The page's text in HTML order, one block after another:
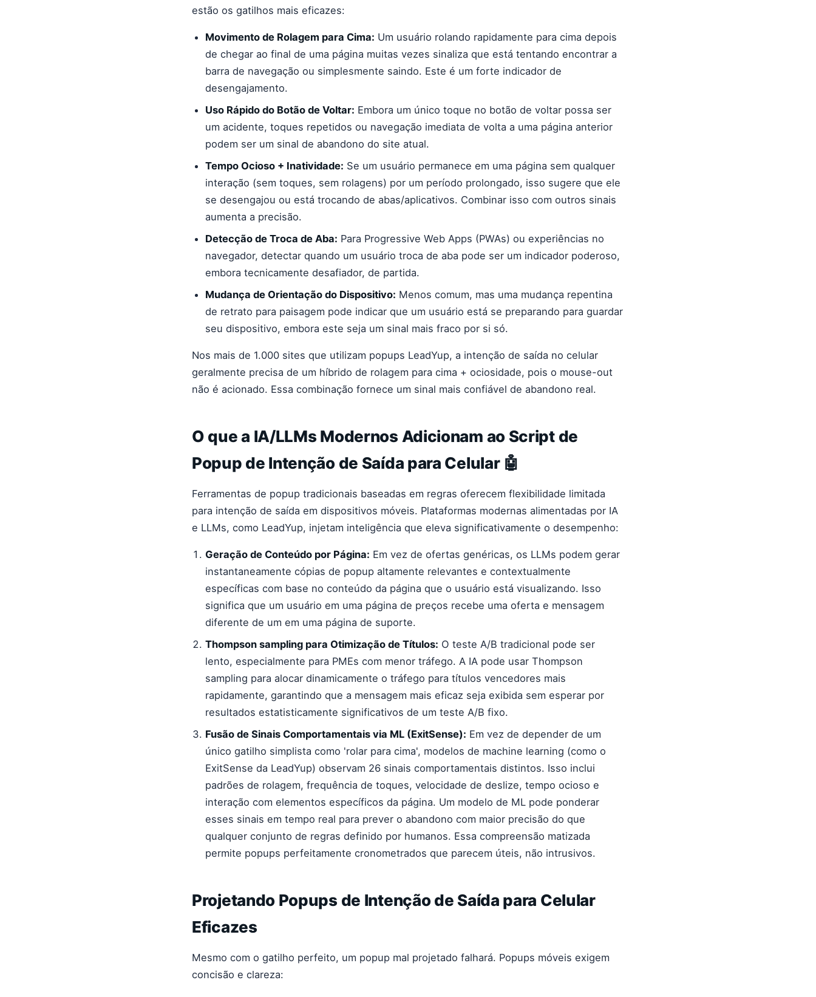
estão os gatilhos mais eficazes:
Movimento de Rolagem para Cima: Um usuário rolando rapidamente para cima depois
de chegar ao final de uma página muitas vezes sinaliza que está tentando encontrar a
barra de navegação ou simplesmente saindo. Este é um forte indicador de
desengajamento.
Uso Rápido do Botão de Voltar: Embora um único toque no botão de voltar possa ser
um acidente, toques repetidos ou navegação imediata de volta a uma página anterior
podem ser um sinal de abandono do site atual.
Tempo Ocioso + Inatividade: Se um usuário permanece em uma página sem qualquer
interação (sem toques, sem rolagens) por um período prolongado, isso sugere que ele
se desengajou ou está trocando de abas/aplicativos. Combinar isso com outros sinais
aumenta a precisão.
Detecção de Troca de Aba: Para Progressive Web Apps (PWAs) ou experiências no
navegador, detectar quando um usuário troca de aba pode ser um indicador poderoso,
embora tecnicamente desafiador, de partida.
Mudança de Orientação do Dispositivo: Menos comum, mas uma mudança repentina
de retrato para paisagem pode indicar que um usuário está se preparando para guardar
seu dispositivo, embora este seja um sinal mais fraco por si só.
Nos mais de 1.000 sites que utilizam popups LeadYup, a intenção de saída no celular
geralmente precisa de um híbrido de rolagem para cima + ociosidade, pois o mouse-out
não é acionado. Essa combinação fornece um sinal mais confiável de abandono real.
O que a IA/LLMs Modernos Adicionam ao Script de
Popup de Intenção de Saída para Celular 🤖
Ferramentas de popup tradicionais baseadas em regras oferecem flexibilidade limitada
para intenção de saída em dispositivos móveis. Plataformas modernas alimentadas por IA
e LLMs, como LeadYup, injetam inteligência que eleva significativamente o desempenho:
Geração de Conteúdo por Página: Em vez de ofertas genéricas, os LLMs podem gerar
instantaneamente cópias de popup altamente relevantes e contextualmente
específicas com base no conteúdo da página que o usuário está visualizando. Isso
significa que um usuário em uma página de preços recebe uma oferta e mensagem
diferente de um em uma página de suporte.
Thompson sampling para Otimização de Títulos: O teste A/B tradicional pode ser
lento, especialmente para PMEs com menor tráfego. A IA pode usar Thompson
sampling para alocar dinamicamente o tráfego para títulos vencedores mais
rapidamente, garantindo que a mensagem mais eficaz seja exibida sem esperar por
resultados estatisticamente significativos de um teste A/B fixo.
Fusão de Sinais Comportamentais via ML (ExitSense): Em vez de depender de um
único gatilho simplista como 'rolar para cima', modelos de machine learning (como o
ExitSense da LeadYup) observam 26 sinais comportamentais distintos. Isso inclui
padrões de rolagem, frequência de toques, velocidade de deslize, tempo ocioso e
interação com elementos específicos da página. Um modelo de ML pode ponderar
esses sinais em tempo real para prever o abandono com maior precisão do que
qualquer conjunto de regras definido por humanos. Essa compreensão matizada
permite popups perfeitamente cronometrados que parecem úteis, não intrusivos.
Projetando Popups de Intenção de Saída para Celular
Eficazes
Mesmo com o gatilho perfeito, um popup mal projetado falhará. Popups móveis exigem
concisão e clareza: